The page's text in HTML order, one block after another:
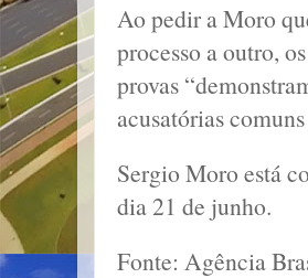
Ao pedir a Moro
processo a outro,
provas
acusatórias
Sergio Moro está
dia 21 de junho.
Fonte: Agência